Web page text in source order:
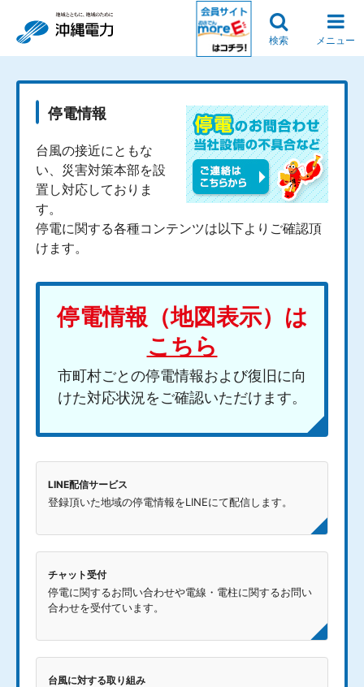
検索 メニュー
停電情報
台風の接近にともな
い、災害対策本部を設
置し対応しておりま
す。
停電に関する各種コンテンツは以下よりご確認頂
けます。
停電情報（地図表示）は
こちら
市町村ごとの停電情報および復旧に向
けた対応状況をご確認いただけます。
LINE配信サービス
登録頂いた地域の停電情報をLINEにて配信します。
チャット受付
停電に関するお問い合わせや電線・電柱に関するお問い
合わせを受付ています。
台風に対する取り組み